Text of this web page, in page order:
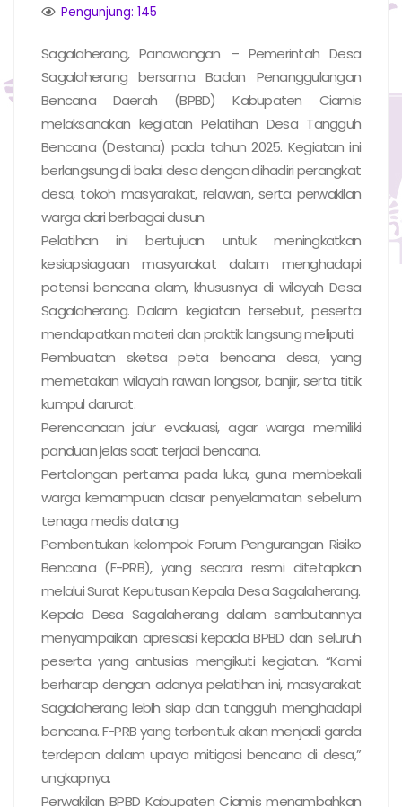
Pengunjung: 145
Sagalaherang, Panawangan – Pemerintah Desa
Sagalaherang bersama Badan Penanggulangan
Bencana Daerah (BPBD) Kabupaten Ciamis
melaksanakan kegiatan Pelatihan Desa Tangguh
Bencana (Destana) pada tahun 2025. Kegiatan ini
berlangsung di balai desa dengan dihadiri perangkat
desa, tokoh masyarakat, relawan, serta perwakilan
warga dari berbagai dusun.
Pelatihan ini bertujuan untuk meningkatkan
kesiapsiagaan masyarakat dalam menghadapi
potensi bencana alam, khususnya di wilayah Desa
Sagalaherang. Dalam kegiatan tersebut, peserta
mendapatkan materi dan praktik langsung meliputi:
Pembuatan sketsa peta bencana desa, yang
memetakan wilayah rawan longsor, banjir, serta titik
kumpul darurat.
Perencanaan jalur evakuasi, agar warga memiliki
panduan jelas saat terjadi bencana.
Pertolongan pertama pada luka, guna membekali
warga kemampuan dasar penyelamatan sebelum
tenaga medis datang.
Pembentukan kelompok Forum Pengurangan Risiko
Bencana (F-PRB), yang secara resmi ditetapkan
melalui Surat Keputusan Kepala Desa Sagalaherang.
Kepala Desa Sagalaherang dalam sambutannya
menyampaikan apresiasi kepada BPBD dan seluruh
peserta yang antusias mengikuti kegiatan. “Kami
berharap dengan adanya pelatihan ini, masyarakat
Sagalaherang lebih siap dan tangguh menghadapi
bencana. F-PRB yang terbentuk akan menjadi garda
terdepan dalam upaya mitigasi bencana di desa,”
ungkapnya.
Perwakilan BPBD Kabupaten Ciamis menambahkan